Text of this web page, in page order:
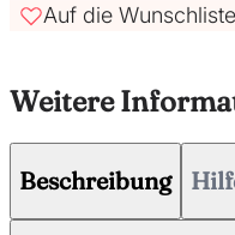
Auf die Wunschliste
Weitere
Beschreibung